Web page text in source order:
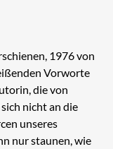
1976 von
Vorworte
die von
nicht an die
unseres
nur staunen, wie